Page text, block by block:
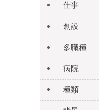
仕事
創設
多職種
病院
種類